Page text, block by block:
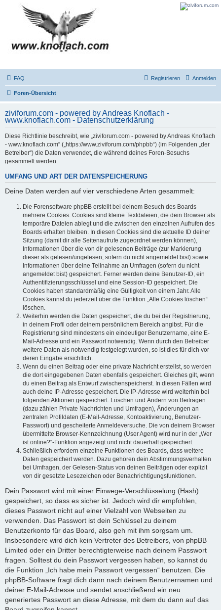
FAQ Anmelden
Registrieren
Foren-Übersicht
ziviforum.com - powered by Andreas Knoflach -
www.knoflach.com - Datenschutzerklärung
Diese Richtlinie beschreibt, wie „ziviforum.com - powered by Andreas Knoflach
- www.knoflach.com“ („https://www.ziviforum.com/phpbb“) (im Folgenden „der
Betreiber“) die Daten verwendet, die während deines Foren-Besuchs
gesammelt werden.
UMFANG UND ART DER DATENSPEICHERUNG
Deine Daten werden auf vier verschiedene Arten gesammelt:
Die Forensoftware phpBB erstellt bei deinem Besuch des Boards
mehrere Cookies. Cookies sind kleine Textdateien, die dein Browser als
temporäre Dateien ablegt und die zwischen den einzelnen Aufrufen des
Boards erhalten bleiben. In diesen Cookies sind die aktuelle ID deiner
Sitzung (damit dir alle Seitenaufrufe zugeordnet werden können),
Informationen über die von dir gelesenen Beiträge (zur Markierung
dieser als gelesen/ungelesen; sofern du nicht angemeldet bist) sowie
Informationen über deine Teilnahme an Umfragen (sofern du nicht
angemeldet bist) gespeichert. Ferner werden deine Benutzer-ID, ein
Authentifizierungsschlüssel und eine Session-ID gespeichert. Die
Cookies haben standardmäßig eine Gültigkeit von einem Jahr. Alle
Cookies kannst du jederzeit über die Funktion „Alle Cookies löschen“
löschen.
Weiterhin werden die Daten gespeichert, die du bei der Registrierung,
in deinem Profil oder deinem persönlichem Bereich angibst. Für die
Registrierung sind mindestens ein eindeutiger Benutzername, eine E-
Mail-Adresse und ein Passwort notwendig. Wenn durch den Betreiber
weitere Daten als notwendig festgelegt wurden, so ist dies für dich vor
deren Eingabe ersichtlich.
Wenn du einen Beitrag oder eine private Nachricht erstellst, so werden
die dort eingegebenen Daten ebenfalls gespeichert. Gleiches gilt, wenn
du einen Beitrag als Entwurf zwischenspeicherst. In diesen Fällen wird
auch deine IP-Adresse gespeichert. Die IP-Adresse wird weiterhin bei
folgenden Aktionen gespeichert: Löschen und Ändern von Beiträgen
(dazu zählen Private Nachrichten und Umfragen), Änderungen an
zentralen Profildaten (E-Mail-Adresse, Kontoaktivierung, Benutzer-
Passwort) und gescheiterte Anmeldeversuche. Die von deinem Browser
übermittelte Browser-Kennzeichnung (User Agent) wird nur in der „Wer
ist online?“-Funktion angezeigt und nicht dauerhaft gespeichert.
Schließlich erfordern einzelne Funktionen des Boards, dass weitere
Daten gespeichert werden. Dazu gehören dein Abstimmungsverhalten
bei Umfragen, der Gelesen-Status von deinen Beiträgen oder explizit
von dir gesetzte Lesezeichen oder Benachrichtigungsfunktionen.
Dein Passwort wird mit einer Einwege-Verschlüsselung (Hash)
gespeichert, so dass es sicher ist. Jedoch wird dir empfohlen,
dieses Passwort nicht auf einer Vielzahl von Webseiten zu
verwenden. Das Passwort ist dein Schlüssel zu deinem
Benutzerkonto für das Board, also geh mit ihm sorgsam um.
Insbesondere wird dich kein Vertreter des Betreibers, von phpBB
Limited oder ein Dritter berechtigterweise nach deinem Passwort
fragen. Solltest du dein Passwort vergessen haben, so kannst du
die Funktion „Ich habe mein Passwort vergessen“ benutzen. Die
phpBB-Software fragt dich dann nach deinem Benutzernamen und
deiner E-Mail-Adresse und sendet anschließend ein neu
generiertes Passwort an diese Adresse, mit dem du dann auf das